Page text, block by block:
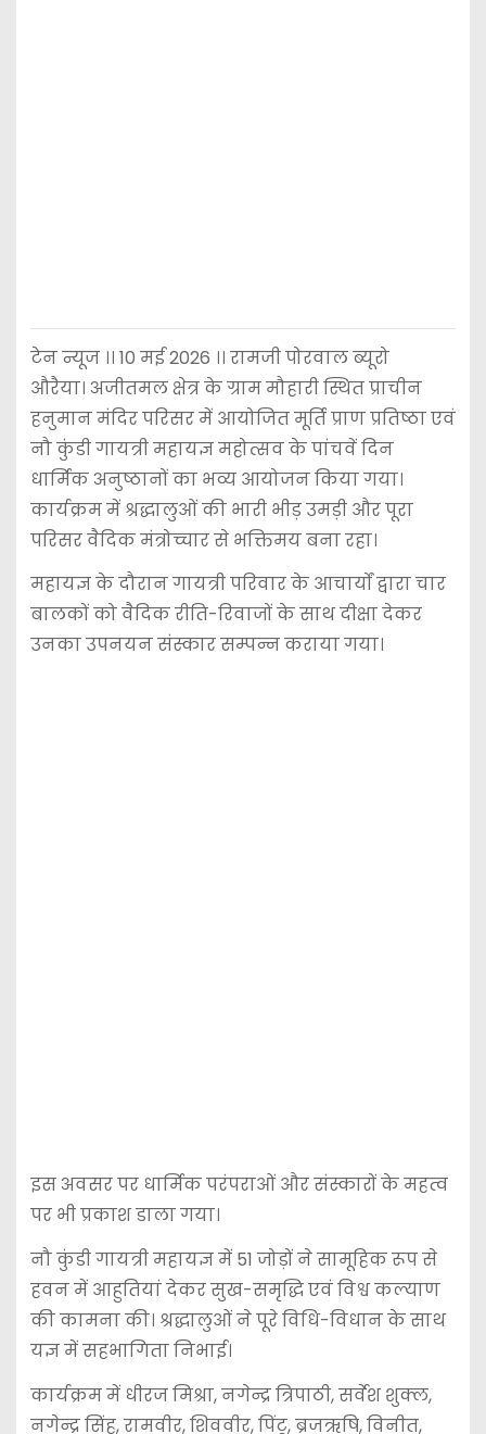
टेन न्यूज ।। 10 मई 2026 ।। रामजी पोरवाल ब्यूरो
औरैया। अजीतमल क्षेत्र के ग्राम मौहारी स्थित प्राचीन
हनुमान मंदिर परिसर में आयोजित मूर्ति प्राण प्रतिष्ठा एवं
नौ कुंडी गायत्री महायज्ञ महोत्सव के पांचवें दिन
धार्मिक अनुष्ठानों का भव्य आयोजन किया गया।
कार्यक्रम में श्रद्धालुओं की भारी भीड़ उमड़ी और पूरा
परिसर वैदिक मंत्रोच्चार से भक्तिमय बना रहा।
महायज्ञ के दौरान गायत्री परिवार के आचार्यों द्वारा चार
बालकों को वैदिक रीति-रिवाजों के साथ दीक्षा देकर
उनका उपनयन संस्कार सम्पन्न कराया गया।
इस अवसर पर धार्मिक परंपराओं और संस्कारों के महत्व
पर भी प्रकाश डाला गया।
नौ कुंडी गायत्री महायज्ञ में 51 जोड़ों ने सामूहिक रूप से
हवन में आहुतियां देकर सुख-समृद्धि एवं विश्व कल्याण
की कामना की। श्रद्धालुओं ने पूरे विधि-विधान के साथ
यज्ञ में सहभागिता निभाई।
कार्यक्रम में धीरज मिश्रा, नगेन्द्र त्रिपाठी, सर्वेश शुक्ल,
नगेन्द्र सिंह, रामवीर, शिववीर, पिंटू, ब्रजऋषि, विनीत,